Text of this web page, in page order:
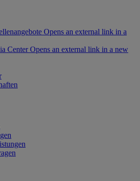
Opens an external link in a
Center Opens an external link in a new